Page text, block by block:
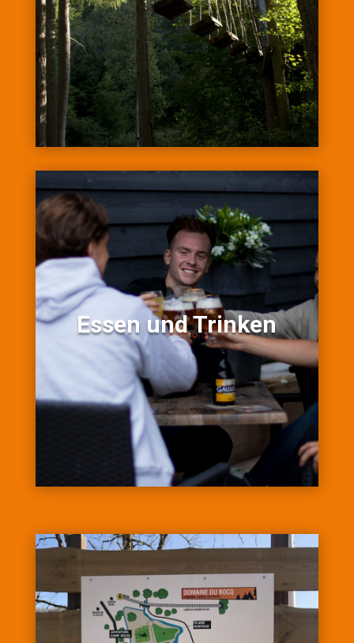
Essen und Trinken
Essen und Trinken